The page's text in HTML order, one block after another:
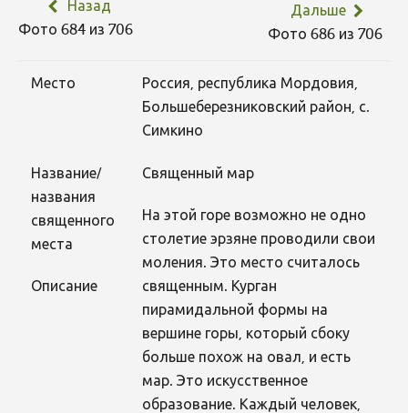
Назад
Фото 684 из 706
Дальше
Фото 686 из 706
Место
Россия, республика Мордовия,
Большеберезниковский район, с.
Симкино
Название/
названия
священного
места
Священный мар
Описание
На этой горе возможно не одно
столетие эрзяне проводили свои
моления. Это место считалось
священным. Курган
пирамидальной формы на
вершине горы, который сбоку
больше похож на овал, и есть
мар. Это искусственное
образование. Каждый человек,